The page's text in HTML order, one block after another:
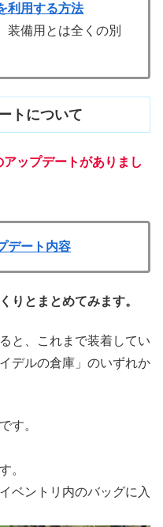
利用する方法
備用とは全くの別
トについて
ップデートがありまし
デート内容
りとまとめてみます。
と、これまで装着してい
デルの倉庫」のいずれか
す。
。
ベントリ内のバッグに入